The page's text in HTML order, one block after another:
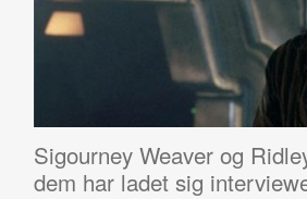
Sigourney Weaver og
dem har ladet sig